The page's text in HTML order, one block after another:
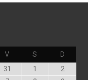
VViernes S D
31
31,
1
1,
2Agosto
2,